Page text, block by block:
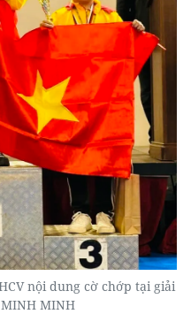
nội dung cờ chớp tại giải
MINH